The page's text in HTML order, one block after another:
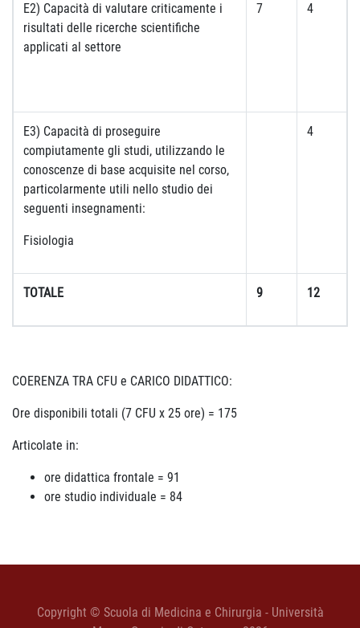
E2) Capacità di valutare criticamente i
risultati delle ricerche scientifiche
applicati al settore
7 4
E3) Capacità di proseguire
compiutamente gli studi, utilizzando le
conoscenze di base acquisite nel corso,
particolarmente utili nello studio dei
seguenti insegnamenti:
Fisiologia
4
TOTALE 9 12
COERENZA TRA CFU e CARICO DIDATTICO:
Ore disponibili totali (7 CFU x 25 ore) = 175
Articolate in:
ore didattica frontale = 91
ore studio individuale = 84
Copyright © Scuola di Medicina e Chirurgia - Università